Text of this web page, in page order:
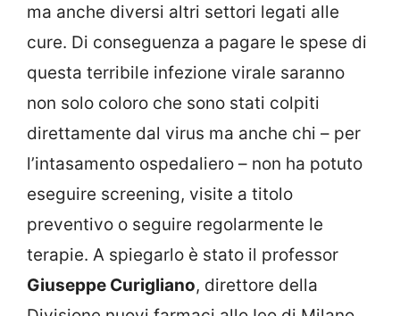
ma anche diversi altri settori legati alle
cure. Di conseguenza a pagare le spese di
questa terribile infezione virale saranno
non solo coloro che sono stati colpiti
direttamente dal virus ma anche chi – per
l’intasamento ospedaliero – non ha potuto
eseguire screening, visite a titolo
preventivo o seguire regolarmente le
terapie. A spiegarlo è stato il professor
Giuseppe Curigliano, direttore della